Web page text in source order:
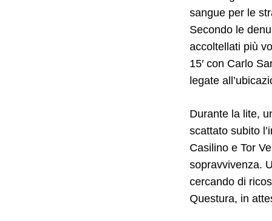
sangue per le
Secondo le
accoltellati più
15′ con Carlo
legate
Durante la lite,
scattato subito
Casilino e Tor
sopravvivenza.
cercando di
Questura, in